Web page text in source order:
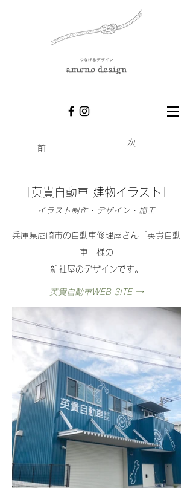
イラスト制作・デザイン・施工
兵庫県尼崎市の自動車修理屋さん「英貴自動
車」様の
新社屋のデザインです。​
​「英貴自動車 建物イラスト」
次
前
英貴自動車WEB SITE →